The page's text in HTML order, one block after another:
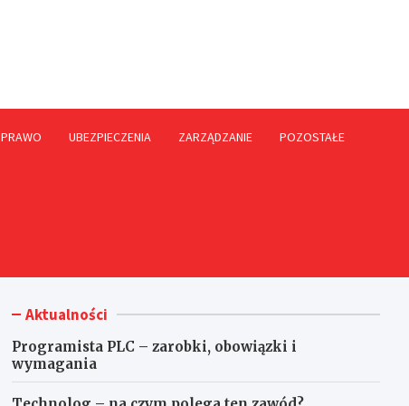
PRAWO UBEZPIECZENIA ZARZĄDZANIE POZOSTAŁE
Aktualności
Programista PLC – zarobki, obowiązki i
wymagania